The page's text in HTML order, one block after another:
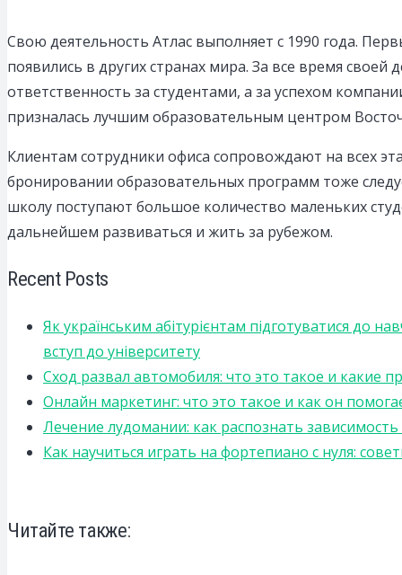
Свою деятельность Атлас выполняет с 1990 года.
появились в других странах мира. За все время
ответственность за студентами, а за успехом
призналась лучшим образовательным центром
Клиентам сотрудники офиса сопровождают на всех
бронировании образовательных программ тоже
школу поступают большое количество маленьких
дальнейшем развиваться и жить за рубежом.
Recent Posts
Як українським абітурієнтам підготуватися до
вступ до університету
Сход развал автомобиля: что это такое и какие
Онлайн маркетинг: что это такое и как он
Лечение лудомании: как распознать
Как научиться играть на фортепиано с нуля:
Читайте также: